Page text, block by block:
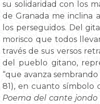
su solidaridad con los
de Granada me inclina
los perseguidos. Del
morisco que todos
través de sus versos
del pueblo gitano,
“que avanza sembrando
81), en cuanto símbolo
Poema del cante jondo